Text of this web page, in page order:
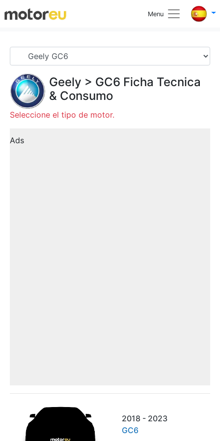
Menu
Geely > GC6 Ficha Tecnica
& Consumo
Seleccione el tipo de motor.
Ads
2018 - 2023
GC6